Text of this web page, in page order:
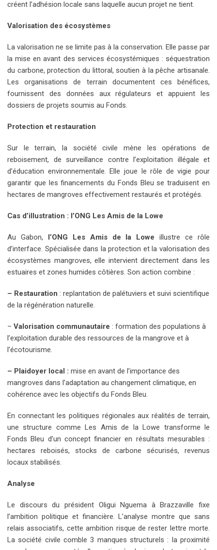
créent l’adhésion locale sans laquelle aucun projet ne tient.
Valorisation des écosystèmes
La valorisation ne se limite pas à la conservation. Elle passe par
la mise en avant des services écosystémiques : séquestration
du carbone, protection du littoral, soutien à la pêche artisanale.
Les organisations de terrain documentent ces bénéfices,
fournissent des données aux régulateurs et appuient les
dossiers de projets soumis au Fonds.
Protection et restauration
Sur le terrain, la société civile mène les opérations de
reboisement, de surveillance contre l’exploitation illégale et
d’éducation environnementale. Elle joue le rôle de vigie pour
garantir que les financements du Fonds Bleu se traduisent en
hectares de mangroves effectivement restaurés et protégés.
Cas d’illustration : l’ONG Les Amis de la Lowe
Au Gabon, l’ONG Les Amis de la Loweillustre ce rôle
d’interface. Spécialisée dans la protection et la valorisation des
écosystèmes mangroves, elle intervient directement dans les
estuaires et zones humides côtières. Son action combine :
– Restauration : replantation de palétuviers et suivi scientifique
de la régénération naturelle.
– Valorisation communautaire : formation des populations à
l’exploitation durable des ressources de la mangrove et à
l’écotourisme.
– Plaidoyer local : mise en avant de l’importance des
mangroves dans l’adaptation au changement climatique, en
cohérence avec les objectifs du Fonds Bleu.
En connectant les politiques régionales aux réalités de terrain,
une structure comme Les Amis de la Lowe transforme le
Fonds Bleu d’un concept financier en résultats mesurables :
hectares reboisés, stocks de carbone sécurisés, revenus
locaux stabilisés.
Analyse
Le discours du président Oligui Nguema à Brazzaville fixe
l’ambition politique et financière. L’analyse montre que sans
relais associatifs, cette ambition risque de rester lettre morte.
La société civile comble 3 manques structurels : la proximité